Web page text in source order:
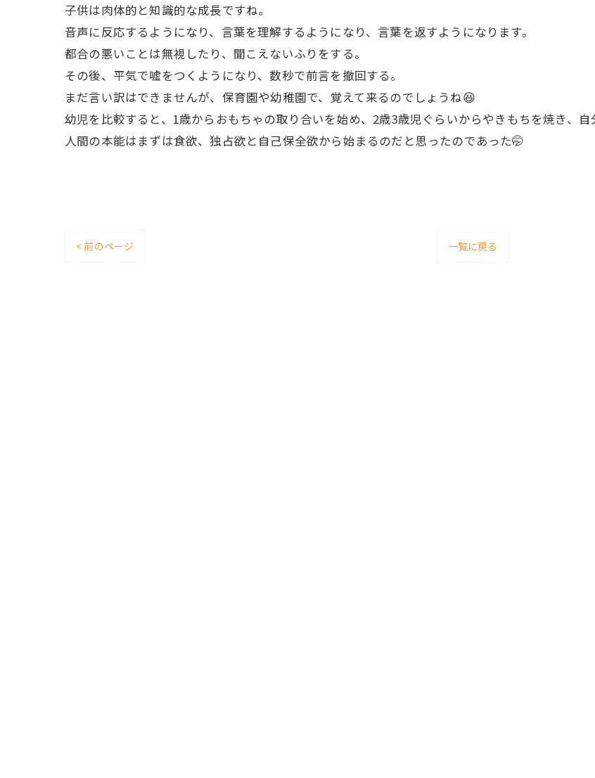
子供は肉体的と知識的な成長ですね。
音声に反応するようになり、言葉を理解するようになり、言葉を返すようになります。
都合の悪いことは無視したり、聞こえないふりをする。
その後、平気で嘘をつくようになり、数秒で前言を撤回する。
まだ言い訳はできませんが、保育園や幼稚園で、覚えて来るのでしょうね😆
幼児を比較すると、1歳からおもちゃの取り合いを始め、2歳3歳児ぐらいからやきもちを焼き、自
人間の本能はまずは食欲、独占欲と自己保全欲から始まるのだと思ったのであった🤭
< 前のページ 一覧に戻る